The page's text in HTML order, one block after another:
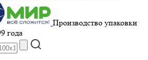
Производство упаковки
года